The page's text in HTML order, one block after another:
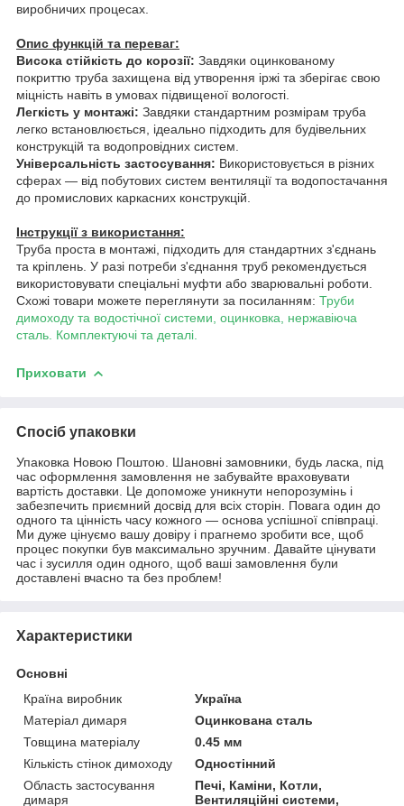
виробничих процесах.
Опис функцій та переваг:
Висока стійкість до корозії: Завдяки оцинкованому
покриттю труба захищена від утворення іржі та зберігає свою
міцність навіть в умовах підвищеної вологості.
Легкість у монтажі: Завдяки стандартним розмірам труба
легко встановлюється, ідеально підходить для будівельних
конструкцій та водопровідних систем.
Універсальність застосування: Використовується в різних
сферах — від побутових систем вентиляції та водопостачання
до промислових каркасних конструкцій.
Інструкції з використання:
Труба проста в монтажі, підходить для стандартних з'єднань
та кріплень. У разі потреби з'єднання труб рекомендується
використовувати спеціальні муфти або зварювальні роботи.
Схожі товари можете переглянути за посиланням: Труби
димоходу та водостічної системи, оцинковка, нержавіюча
сталь. Комплектуючі та деталі.
Приховати
Спосіб упаковки
Упаковка Новою Поштою. Шановні замовники, будь ласка, під
час оформлення замовлення не забувайте враховувати
вартість доставки. Це допоможе уникнути непорозумінь і
забезпечить приємний досвід для всіх сторін. Повага один до
одного та цінність часу кожного — основа успішної співпраці.
Ми дуже цінуємо вашу довіру і прагнемо зробити все, щоб
процес покупки був максимально зручним. Давайте цінувати
час і зусилля один одного, щоб ваші замовлення були
доставлені вчасно та без проблем!
Характеристики
Основні
Країна виробник
Україна
Матеріал димаря
Оцинкована сталь
Товщина матеріалу
0.45 мм
Кількість стінок димоходу
Одностінний
Область застосування
димаря
Печі, Каміни, Котли,
Вентиляційні системи,